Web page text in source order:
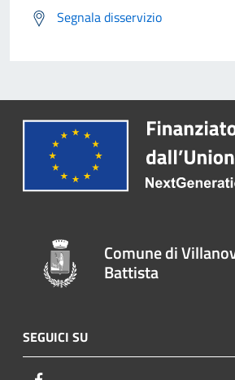
Segnala disservizio
Comune di
Battista
SEGUICI SU